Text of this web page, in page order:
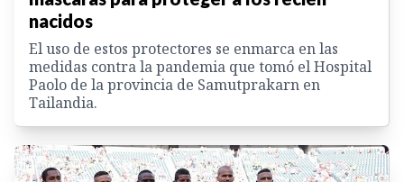
nacidos
El uso de estos protectores se enmarca en las
medidas contra la pandemia que tomó el Hospital
Paolo de la provincia de Samutprakarn en
Tailandia.